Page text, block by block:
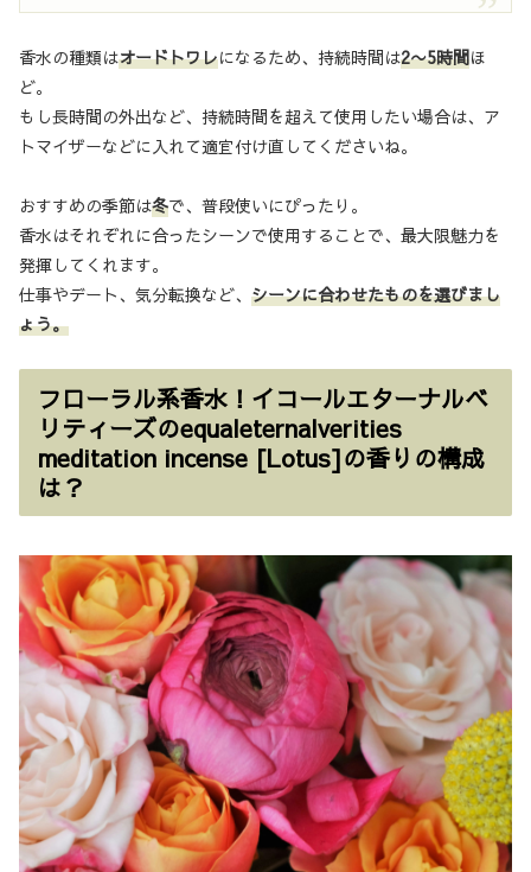
香水の種類はオードトワレになるため、持続時間は2〜5時間ほ
ど。
もし長時間の外出など、持続時間を超えて使用したい場合は、ア
トマイザーなどに入れて適宜付け直してくださいね。
おすすめの季節は冬で、普段使いにぴったり。
香水はそれぞれに合ったシーンで使用することで、最大限魅力を
発揮してくれます。
仕事やデート、気分転換など、 シーンに合わせたものを選びまし
ょう。
フローラル系香水！イコールエターナルベ
リティーズのequaleternalverities
meditation incense [Lotus]の香りの構成
は？